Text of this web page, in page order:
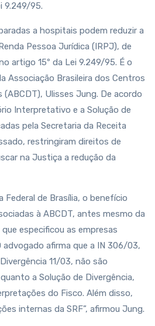
9.249/95.
a hospitais podem reduzir a
Pessoa Jurídica (IRPJ), de
artigo 15º da Lei 9.249/95. É o
Associação Brasileira dos Centros
(ABCDT), Ulisses Jung. De acordo
Interpretativo e a Solução de
pela Secretaria da Receita
restringiram direitos de
na Justiça a redução da
Federal de Brasília, o benefício
à ABCDT, antes mesmo da
especificou as empresas
advogado afirma que a IN 306/03,
11/03, não são
a Solução de Divergência,
do Fisco. Além disso,
internas da SRF”, afirmou Jung.